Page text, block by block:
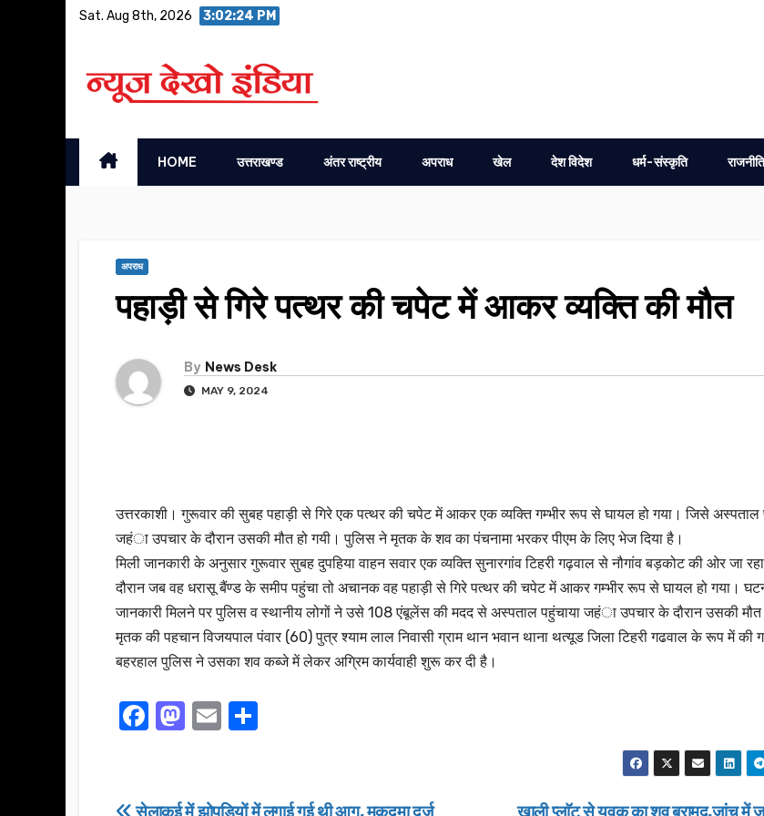
Sat. Aug 8th, 2026 3:02:25 PM
HOME उत्तराखण्ड अंतर राष्ट्रीय अपराध खेल देश विदेश धर्म-संस्कृति राजनीति
अपराध
पहाड़ी से गिरे पत्थर की चपेट में आकर व्यक्ति की मौत
By News Desk
MAY 9, 2024
उत्तरकाशी। गुरूवार की सुबह पहाड़ी से गिरे एक पत्थर की चपेट में आकर एक व्यक्ति गम्भीर रूप से घायल हो गया। जिसे अस्पताल
जहंा उपचार के दौरान उसकी मौत हो गयी। पुलिस ने मृतक के शव का पंचनामा भरकर पीएम के लिए भेज दिया है।
मिली जानकारी के अनुसार गुरूवार सुबह दुपहिया वाहन सवार एक व्यक्ति सुनारगांव टिहरी गढ़वाल से नौगांव बड़कोट की ओर जा
दौरान जब वह धरासू बैंण्ड के समीप पहुंचा तो अचानक वह पहाड़ी से गिरे पत्थर की चपेट में आकर गम्भीर रूप से घायल हो गया।
जानकारी मिलने पर पुलिस व स्थानीय लोगों ने उसे 108 एंबूलेंस की मदद से अस्पताल पहुंचाया जहंा उपचार के दौरान उसकी मौत
मृतक की पहचान विजयपाल पंवार (60) पुत्र श्याम लाल निवासी ग्राम थान भवान थाना थत्यूड जिला टिहरी गढवाल के रूप में की
बहरहाल पुलिस ने उसका शव कब्जे में लेकर अग्रिम कार्यवाही शुरू कर दी है।
F
e
M
o
E
e
खाली प्लाॅट से युवक का शव बरामद,जांच में
सेलाकुई में झोपडियों में लगाई गई थी आग, मुकदमा दर्ज